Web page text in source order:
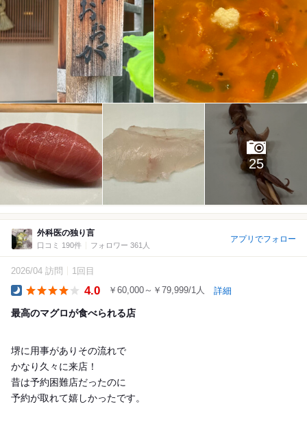
25
外科医の独り言
口コミ 190件 フォロワー 361人
アプリでフォロー
2026/04 訪問 1回目
4.0 ￥60,000～￥79,999/1人 詳細
最高のマグロが食べられる店
堺に用事がありその流れで
かなり久々に来店！
昔は予約困難店だったのに
予約が取れて嬉しかったです。